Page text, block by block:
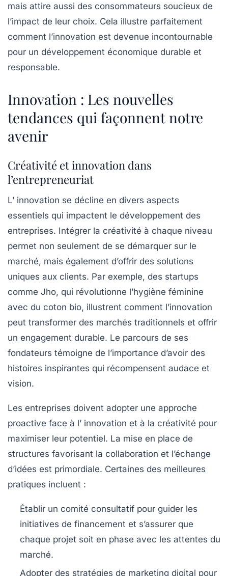
mais attire aussi des consommateurs soucieux de
l’impact de leur choix. Cela illustre parfaitement
comment l’innovation est devenue incontournable
pour un développement économique durable et
responsable.
Innovation : Les nouvelles
tendances qui façonnent notre
avenir
Créativité et innovation dans
l’entrepreneuriat
L’ innovation se décline en divers aspects
essentiels qui impactent le développement des
entreprises. Intégrer la créativité à chaque niveau
permet non seulement de se démarquer sur le
marché, mais également d’offrir des solutions
uniques aux clients. Par exemple, des startups
comme Jho, qui révolutionne l’hygiène féminine
avec du coton bio, illustrent comment l’innovation
peut transformer des marchés traditionnels et offrir
un engagement durable. Le parcours de ses
fondateurs témoigne de l’importance d’avoir des
histoires inspirantes qui récompensent audace et
vision.
Les entreprises doivent adopter une approche
proactive face à l’ innovation et à la créativité pour
maximiser leur potentiel. La mise en place de
structures favorisant la collaboration et l’échange
d’idées est primordiale. Certaines des meilleures
pratiques incluent :
Établir un comité consultatif pour guider les
initiatives de financement et s’assurer que
chaque projet soit en phase avec les attentes du
marché.
Adopter des stratégies de marketing digital pour